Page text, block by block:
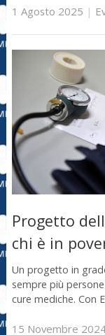
1 Agosto 2025 |
Progetto
chi è in
Un progetto in
sempre più
cure mediche. Con
15 Novembre